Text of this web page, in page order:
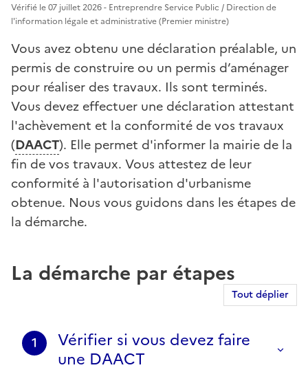
Vérifié le 07 juillet 2026 - Entreprendre Service Public / Direction de
l'information légale et administrative (Premier ministre)
Vous avez obtenu une déclaration préalable, un
permis de construire ou un permis d’aménager
pour réaliser des travaux. Ils sont terminés.
Vous devez effectuer une déclaration attestant
l'achèvement et la conformité de vos travaux
(DAACT). Elle permet d'informer la mairie de la
fin de vos travaux. Vous attestez de leur
conformité à l'autorisation d'urbanisme
obtenue. Nous vous guidons dans les étapes de
la démarche.
La démarche par étapes
Tout déplier
1
Vérifier si vous devez faire
une DAACT